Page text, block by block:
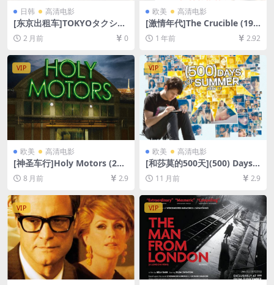
日韩 高清电影
[东京出租车]TOKYOタクシー
(2025)[百度网盘+夸克网盘10
80P超清未删减资源][网盘在
线播放/下载][MP4/7.9GB][中
文字幕]
2 月前 0
欧美 高清电影
[激情年代]The Crucible (199
6)[百度网盘+夸克网盘1080P
超清未删减资源][网盘在线播
放/下载][MP4/8.6GB][中文字
幕]
1 年前 2.92
VIP
欧美 高清电影
[神圣车行]Holy Motors (201
2)[百度网盘+夸克网盘1080P
超清未删减资源][网盘在线播
幕]
8 月前 2.9
VIP
欧美 高清电影
[和莎莫的500天](500) Days o
f Summer (2009)[百度网盘
+夸克网盘1080P超清未删减
4/6.3GB][中英字幕]
11 月前 2.9
VIP VIP